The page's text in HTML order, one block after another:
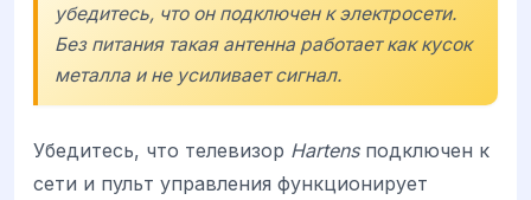
убедитесь, что он подключен к электросети.
Без питания такая антенна работает как кусок
металла и не усиливает сигнал.
Убедитесь, что телевизор Hartensподключен к
сети и пульт управления функционирует